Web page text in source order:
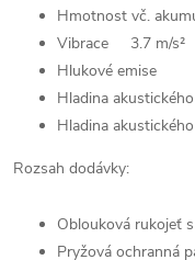
Hmotnost vč.
Vibrace 3.7 m/s²
Hlukové emise
Hladina
Hladina
Rozsah dodávky:
Oblouková rukojeť
Pryžová ochranná